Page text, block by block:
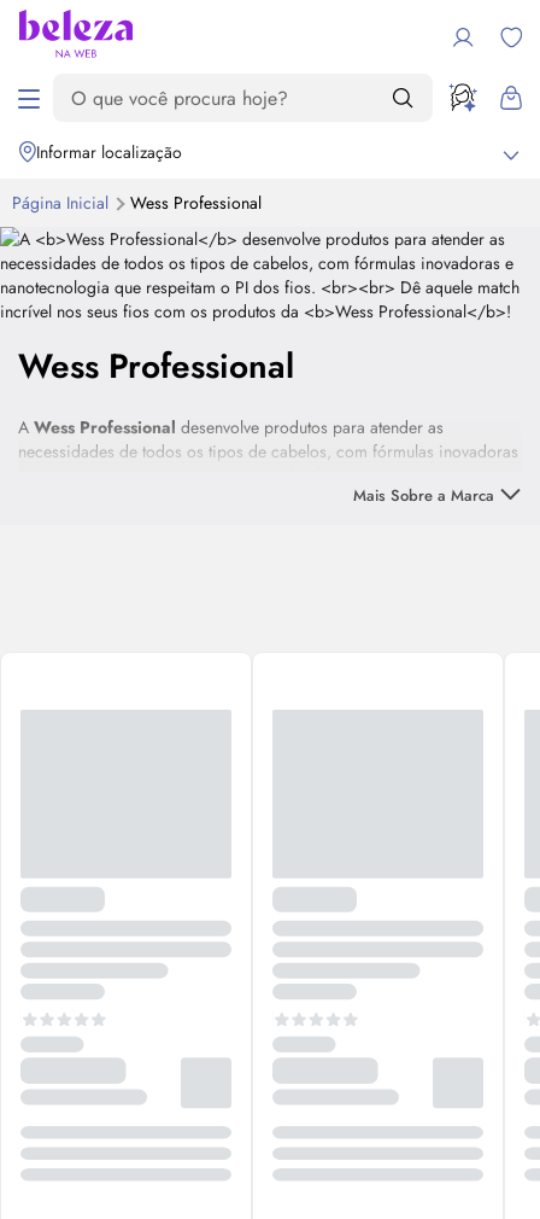
Informar localização
Página Inicial Wess Professional
Wess Professional
AWess Professional desenvolve produtos para atender as
necessidades de todos os tipos de cabelos, com fórmulas inovadoras
Mais Sobre a Marca